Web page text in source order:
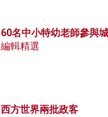
60名中小特幼老師參與
編輯精選
西方世界兩批政客